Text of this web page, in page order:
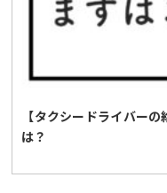
【タクシードライバー
は？